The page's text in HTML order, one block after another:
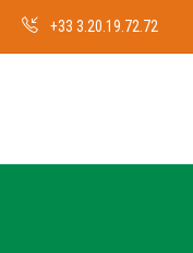
+33 3.20.19.72.72